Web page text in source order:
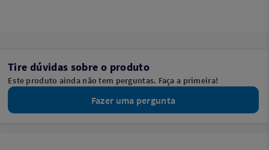
Tire dúvidas sobre o produto
Este produto ainda não tem perguntas. Faça a primeira!
Fazer uma pergunta